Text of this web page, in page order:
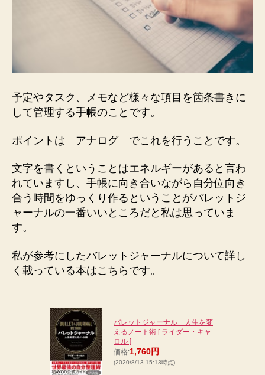
予定やタスク、メモなど様々な項目を箇条書きに
して管理する手帳のことです。
ポイントは アナログでこれを行うことです。
文字を書くということはエネルギーがあると言わ
れていますし、手帳に向き合いながら自分位向き
合う時間をゆっくり作るということがバレットジ
ャーナルの一番いいところだと私は思っていま
す。
私が参考にしたバレットジャーナルについて詳し
く載っている本はこちらです。
バレットジャーナル 人生を変
えるノート術 [ ライダー・キャ
ロル ]
価格:1,760円
(2020/8/13 15:13時点)